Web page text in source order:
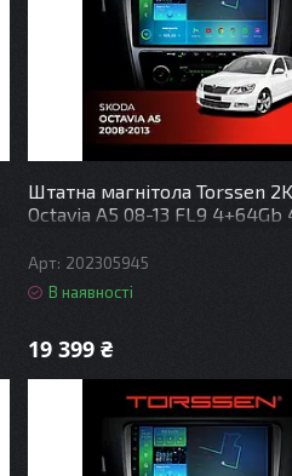
Штатна магнітола Torssen
Octavia A5 08-13 FL9 4+64Gb
202305945
В наявності
19 399 ₴